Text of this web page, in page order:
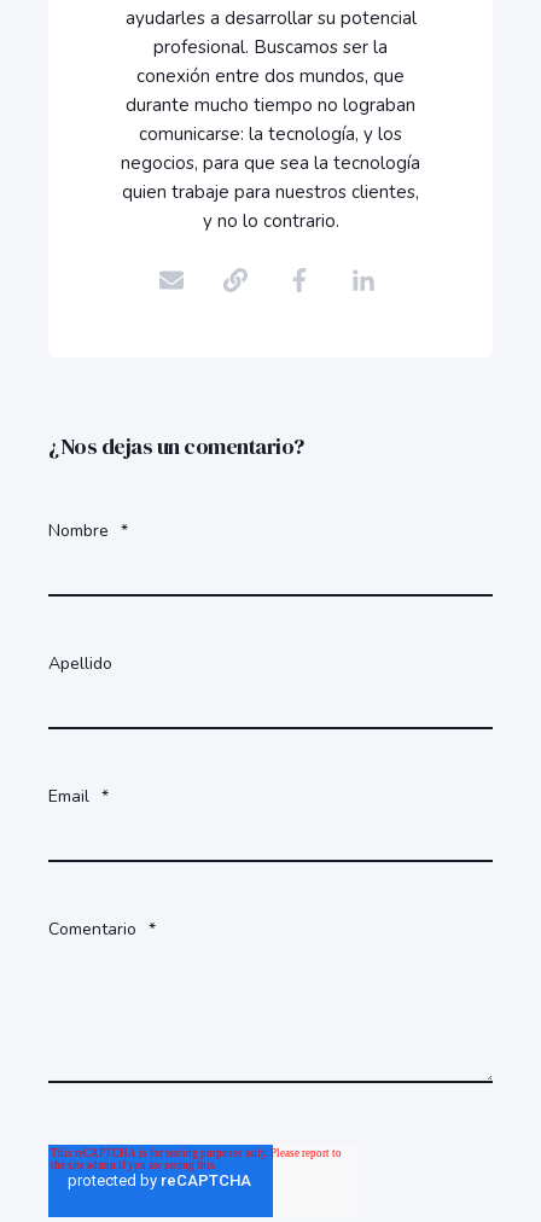
ayudarles a desarrollar su potencial
profesional. Buscamos ser la
conexión entre dos mundos, que
durante mucho tiempo no lograban
comunicarse: la tecnología, y los
negocios, para que sea la tecnología
quien trabaje para nuestros clientes,
y no lo contrario.
¿Nos dejas un comentario?
Nombre *
Apellido
Email *
Comentario *